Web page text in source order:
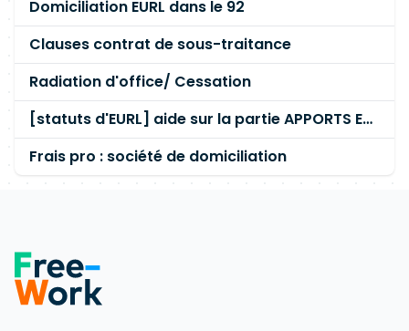
Domiciliation EURL dans le 92
Clauses contrat de sous-traitance
Radiation d'office/ Cessation
[statuts d'EURL] aide sur la partie APPORTS EN ESPÈCES
Frais pro : société de domiciliation